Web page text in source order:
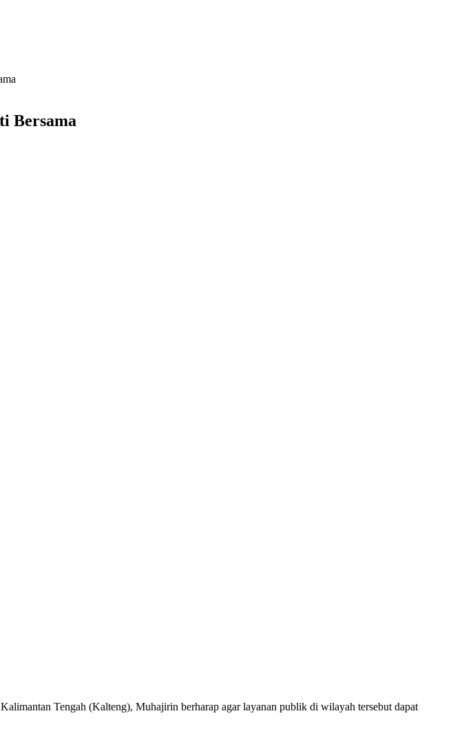
Bersama
Tengah (Kalteng), Muhajirin berharap agar layanan publik di wilayah tersebut dapat